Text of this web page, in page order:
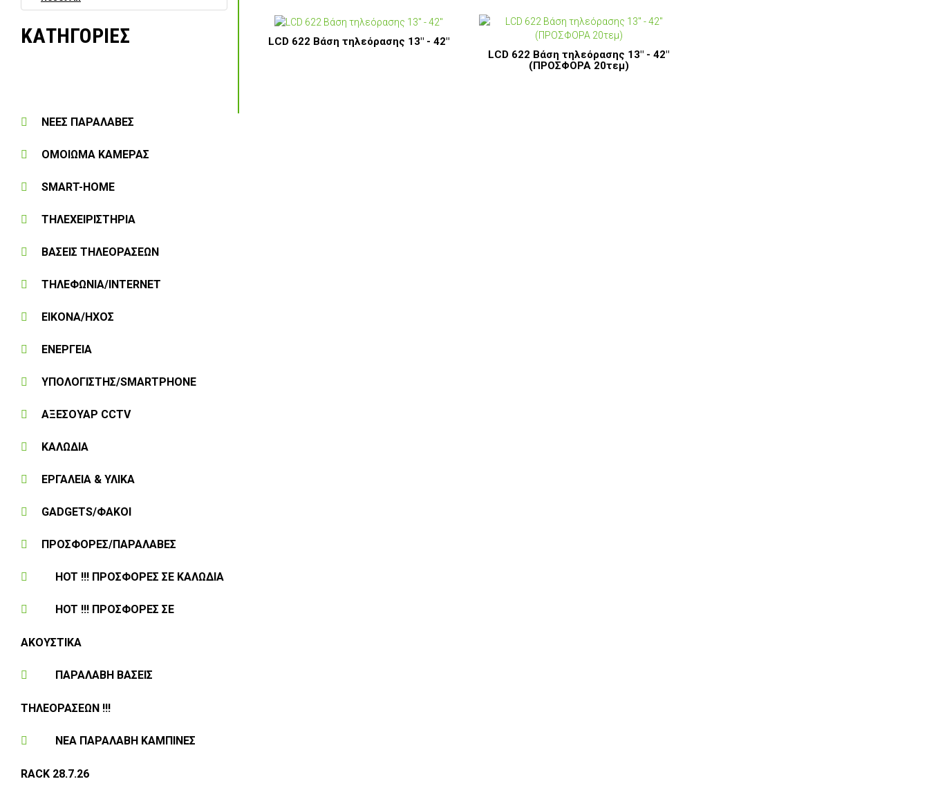
ΚΑΤΗΓΟΡΙΕΣ
ΝΕΕΣ ΠΑΡΑΛΑΒΕΣ
ΟΜΟΙΩΜΑ ΚΑΜΕΡΑΣ
SMART-HOME
ΤΗΛΕΧΕΙΡΙΣΤΗΡΙΑ
ΒΑΣΕΙΣ ΤΗΛΕΟΡΑΣΕΩΝ
ΤΗΛΕΦΩΝΙΑ/INTERNET
ΕΙΚΟΝΑ/ΗΧΟΣ
ΕΝΕΡΓΕΙΑ
ΥΠΟΛΟΓΙΣΤΗΣ/SMARTPHONE
ΑΞΕΣΟΥΑΡ CCTV
ΚΑΛΩΔΙΑ
ΕΡΓΑΛΕΙΑ & ΥΛΙΚΑ
GADGETS/ΦΑΚΟΙ
ΠΡΟΣΦΟΡΕΣ/ΠΑΡΑΛΑΒΕΣ
HOT !!! ΠΡΟΣΦΟΡΕΣ ΣΕ KAΛΩΔΙΑ
HOT !!! ΠΡΟΣΦΟΡΕΣ ΣΕ
ΑΚΟΥΣΤΙΚΑ
ΠΑΡΑΛΑΒΗ ΒΑΣΕΙΣ
ΤΗΛΕΟΡΑΣΕΩΝ !!!
ΝΕΑ ΠΑΡΑΛΑΒΗ KAMΠΙΝΕΣ
RACK 28.7.26
LCD 622 Βάση τηλεόρασης 13" - 42"
LCD 622 Βάση τηλεόρασης 13" - 42"
(ΠΡΟΣΦΟΡΑ 20τεμ)